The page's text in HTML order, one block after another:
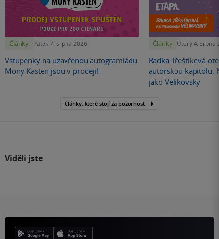
Články Pátek 7. srpna 2026
Vstupenky na uzavřenou autogramiádu
Mony Kasten jsou v prodeji!
Články Úterý 4. srpna
Radka Třeštíková
autorskou kapitolu.
jako Velikovsky
Články, které stojí za pozornost
Viděli jste